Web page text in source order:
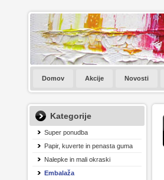
Domov Akcije Novosti
Kategorije
Super ponudba
Papir, kuverte in penasta guma
Nalepke in mali okraski
Embalaža